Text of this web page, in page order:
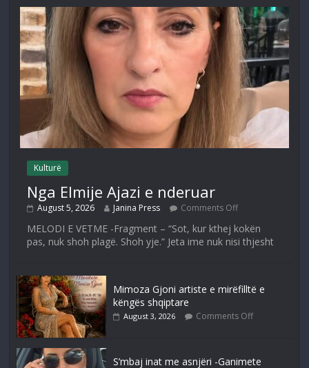
Kulturë
Nga Elmije Ajazi e nderuar
August 5, 2026 Janina Press Comments Off
MELODI E VETME -Fragment – “Sot, kur kthej kokën
pas, nuk shoh plagë. Shoh yje.” Jeta ime nuk nisi thjesht
Mimoza Gjoni artiste e mirëfilltë e
këngës shqiptare
August 3, 2026 Comments Off
S’mbaj inat me asnjëri -Ganimete